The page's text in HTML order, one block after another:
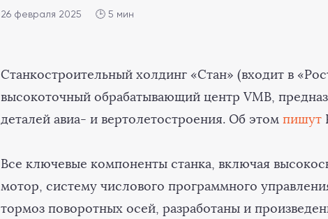
26 февраля 2025 🕒 5 мин
Станкостроительный холдинг «Стан» (входит в
высокоточный обрабатывающий центр VMB,
деталей авиа- и вертолетостроения. Об этом пишут
Все ключевые компоненты станка, включая
мотор, систему числового программного
тормоз поворотных осей, разработаны и